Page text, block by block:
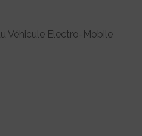
Véhicule Electro-Mobile